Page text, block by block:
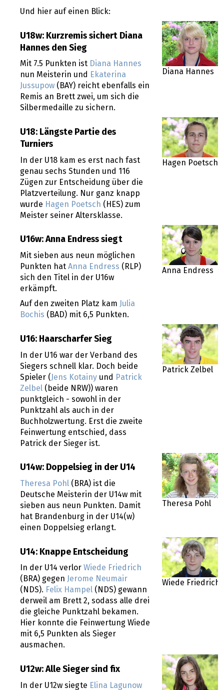
Und hier auf einen Blick:
Diana Hannes
U18w: Kurzremis sichert Diana
Hannes den Sieg
Mit 7.5 Punkten ist Diana Hannes
nun Meisterin und
Ekaterina
Jussupow (BAY) reicht ebenfalls ein
Remis an Brett zwei, um sich die
Silbermedaille zu sichern.
Hagen Poetsch
U18: Längste Partie des
Turniers
In der U18 kam es erst nach fast
genau sechs Stunden und 116
Zügen zur Entscheidung über die
Platzverteilung. Nur ganz knapp
wurde Hagen Poetsch (HES) zum
Meister seiner Altersklasse.
Anna Endress
U16w: Anna Endress siegt
Mit sieben aus neun möglichen
Punkten hat Anna Endress (RLP)
sich den Titel in der U16w
erkämpft.
Auf den zweiten Platz kam
Julia
Bochis (BAD) mit 6,5 Punkten.
Patrick Zelbel
U16: Haarscharfer Sieg
In der U16 war der Verband des
Siegers schnell klar. Doch beide
Spieler ( Jens Kotainy und
Patrick
Zelbel (beide NRW)) waren
punktgleich - sowohl in der
Punktzahl als auch in der
Buchholzwertung. Erst die zweite
Feinwertung entschied, dass
Patrick der Sieger ist.
Theresa Pohl
U14w: Doppelsieg in der U14
Theresa Pohl (BRA) ist die
Deutsche Meisterin der U14w mit
sieben aus neun Punkten. Damit
hat Brandenburg in der U14(w)
einen Doppelsieg erlangt.
Wiede Friedrich
U14: Knappe Entscheidung
In der U14 verlor Wiede Friedrich
(BRA) gegen Jerome Neumair
(NDS). Felix Hampel (NDS) gewann
derweil am Brett 2, sodass alle drei
die gleiche Punktzahl bekamen.
Hier konnte die Feinwertung Wiede
mit 6,5 Punkten als Sieger
ausmachen.
U12w: Alle Sieger sind fix
In der U12w siegte Elina Lagunow